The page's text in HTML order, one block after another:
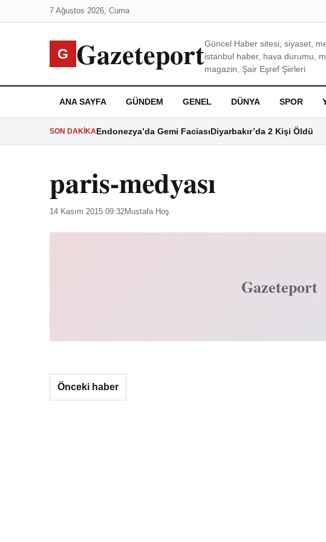
7 Ağustos 2026, Cuma
G GazeteportGüncel Haber sitesi, siyaset,
istanbul haber, hava durumu,
magazin, Şair Eşref Şiirleri
ANA SAYFA GÜNDEM GENEL DÜNYA SPOR
SON DAKIKAEndonezya’da Gemi FaciasıDiyarbakır’da 2 Kişi Öldü
paris-medyası
14 Kasım 2015 09:32Mustafa Hoş
Gazeteport
Önceki haber